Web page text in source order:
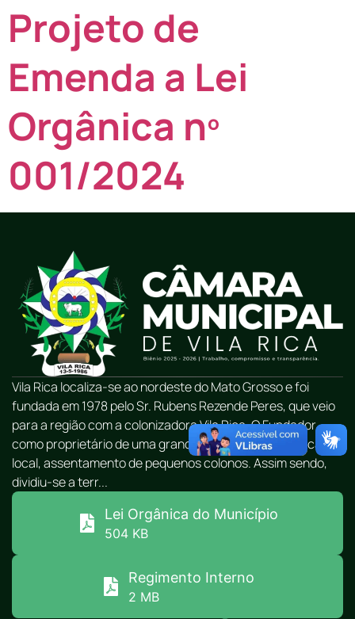
Projeto de
Emenda a Lei
Orgânica nº
001/2024
Vila Rica localiza-se ao nordeste do Mato Grosso e foi
fundada em 1978 pelo Sr. Rubens Rezende Peres, que veio
para a região com a colonizadora Vila Rica. O Fundador,
como proprietário de uma grande área, resolveu edificar no
local, assentamento de pequenos colonos. Assim sendo,
dividiu-se a terr...
Lei Orgânica do Município
504 KB
Regimento Interno
2 MB